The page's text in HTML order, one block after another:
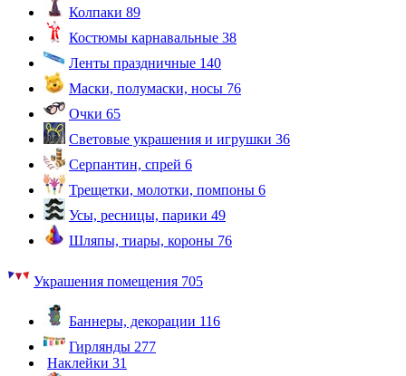
Колпаки 89
Костюмы карнавальные 38
Ленты праздничные 140
Маски, полумаски, носы 76
Очки 65
Световые украшения и игрушки 36
Серпантин, спрей 6
Трещетки, молотки, помпоны 6
Усы, ресницы, парики 49
Шляпы, тиары, короны 76
Украшения помещения 705
Баннеры, декорации 116
Гирлянды 277
Наклейки 31